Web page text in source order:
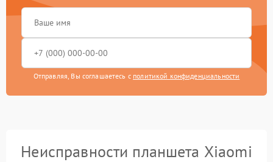
Отправляя, Вы соглашаетесь с политикой конфиденциальности
Неисправности планшета Xiaomi